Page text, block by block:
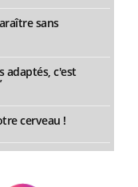
sans
adaptés, c'est
cerveau !